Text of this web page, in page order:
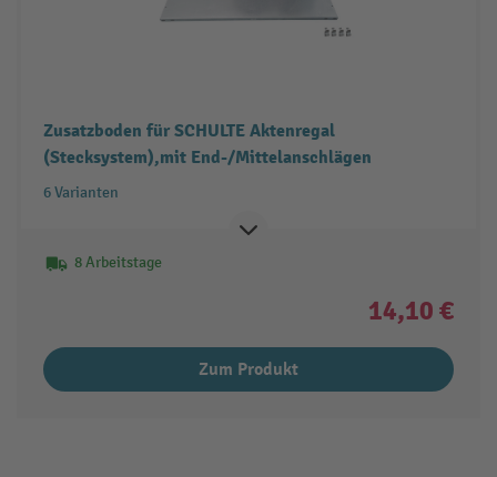
Zusatzboden für SCHULTE Aktenregal
(Stecksystem),mit End-/Mittelanschlägen
6 Varianten
8 Arbeitstage
14,10 €
Zum Produkt